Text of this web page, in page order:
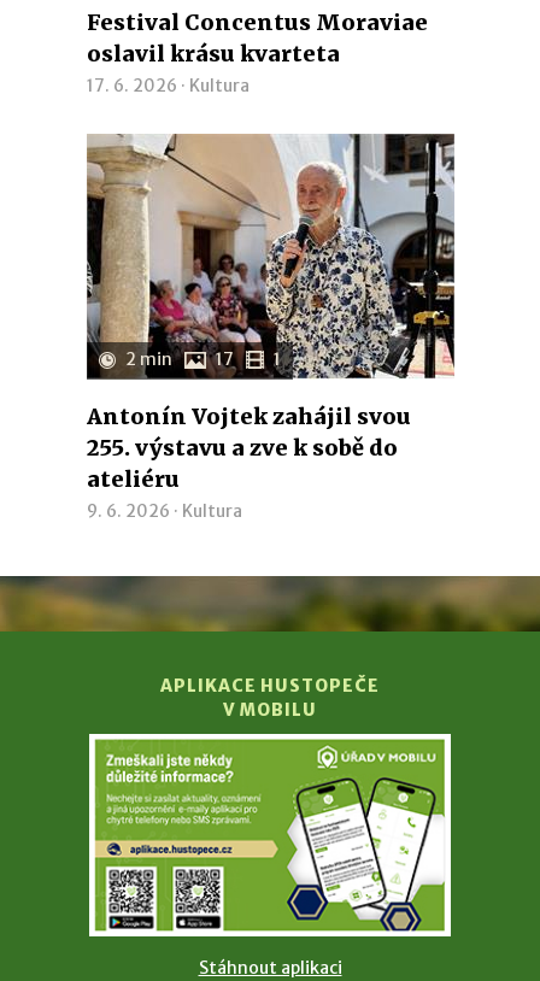
Festival Concentus Moraviae
oslavil krásu kvarteta
17. 6. 2026 · Kultura
2 min 17 1
Antonín Vojtek zahájil svou
255. výstavu a zve k sobě do
ateliéru
9. 6. 2026 · Kultura
APLIKACE HUSTOPEČE
V MOBILU
Stáhnout aplikaci